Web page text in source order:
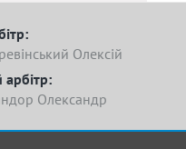
Олексій
арбітр:
Олександр